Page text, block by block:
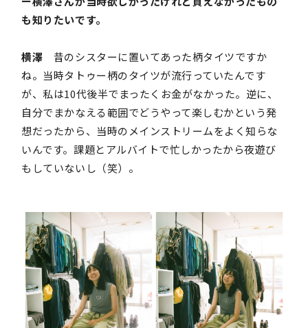
も知りたいです。
横澤 昔のシスターに置いてあった柄タイツですか
ね。当時タトゥー柄のタイツが流行っていたんです
が、私は10代後半でまったくお金がなかった。逆に、
自分でまかなえる範囲でどうやって楽しむかという発
想だったから、当時のメインストリームをよく知らな
いんです。課題とアルバイトで忙しかったから夜遊び
もしていないし（笑）。